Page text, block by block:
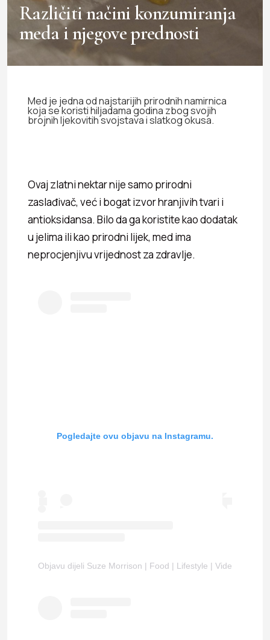
Različiti načini konzumiranja
meda i njegove prednosti
Med je jedna od najstarijih prirodnih namirnica
koja se koristi hiljadama godina zbog svojih
brojnih ljekovitih svojstava i slatkog okusa.
Ovaj zlatni nektar nije samo prirodni
zaslađivač, već i bogat izvor hranjivih tvari i
antioksidansa. Bilo da ga koristite kao dodatak
u jelima ili kao prirodni lijek, med ima
neprocjenjivu vrijednost za zdravlje.
Pogledajte ovu objavu na Instagramu.
Objavu dijeli Suze Morrison | Food | Lifestyle | Video